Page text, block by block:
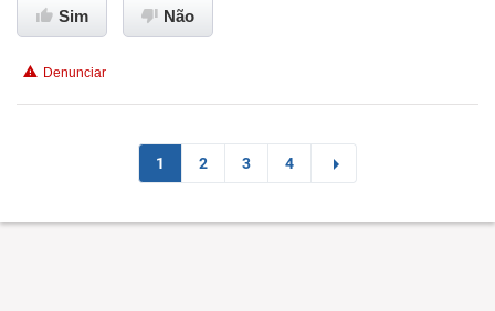
Benefícios
Recomenda esta empresa
Sim Não
Denunciar
1 2 3 4